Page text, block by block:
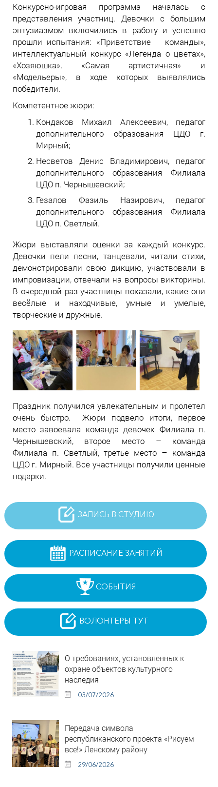
Конкурсно-игровая программа началась с
представления участниц. Девочки с большим
энтузиазмом включились в работу и успешно
прошли испытания: «Приветствие команды»,
интеллектуальный конкурс «Легенда о цветах»,
«Хозяюшка», «Самая артистичная» и
«Модельеры», в ходе которых выявлялись
победители.
Компетентное жюри:
Кондаков Михаил Алексеевич, педагог
дополнительного образования ЦДО г.
Мирный;
Несветов Денис Владимирович, педагог
дополнительного образования Филиала
ЦДО п. Чернышевский;
Гезалов Фазиль Назирович, педагог
дополнительного образования Филиала
ЦДО п. Светлый.
Жюри выставляли оценки за каждый конкурс.
Девочки пели песни, танцевали, читали стихи,
демонстрировали свою дикцию, участвовали в
импровизации, отвечали на вопросы викторины.
В очередной раз участницы показали, какие они
весёлые и находчивые, умные и умелые,
творческие и дружные.
Праздник получился увлекательным и пролетел
очень быстро. Жюри подвело итоги, первое
место завоевала команда девочек Филиала п.
Чернышевский, второе место – команда
Филиала п. Светлый, третье место – команда
ЦДО г. Мирный. Все участницы получили ценные
подарки.
ЗАПИСЬ В СТУДИЮ
РАСПИСАНИЕ ЗАНЯТИЙ
СОБЫТИЯ
ВОЛОНТЕРЫ ТУТ
О требованиях, установленных к
охране объектов культурного
наследия
03/07/2026
Передача символа
республиканского проекта «Рисуем
все!» Ленскому району
29/06/2026